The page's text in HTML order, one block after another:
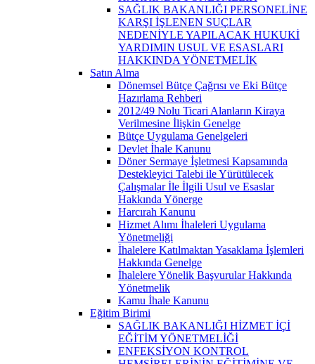
SAĞLIK BAKANLIĞI PERSONELİNE
KARŞI İŞLENEN SUÇLAR
NEDENİYLE YAPILACAK HUKUKİ
YARDIMIN USUL VE ESASLARI
HAKKINDA YÖNETMELİK
Satın Alma
Dönemsel Bütçe Çağrısı ve Eki Bütçe
Hazırlama Rehberi
2012/49 Nolu Ticari Alanların Kiraya
Verilmesine İlişkin Genelge
Bütçe Uygulama Genelgeleri
Devlet İhale Kanunu
Döner Sermaye İşletmesi Kapsamında
Destekleyici Talebi ile Yürütülecek
Çalışmalar İle İlgili Usul ve Esaslar
Hakkında Yönerge
Harcırah Kanunu
Hizmet Alımı İhaleleri Uygulama
Yönetmeliği
İhalelere Katılmaktan Yasaklama İşlemleri
Hakkında Genelge
İhalelere Yönelik Başvurular Hakkında
Yönetmelik
Kamu İhale Kanunu
Eğitim Birimi
SAĞLIK BAKANLIĞI HİZMET İÇİ
EĞİTİM YÖNETMELİĞİ
ENFEKSİYON KONTROL